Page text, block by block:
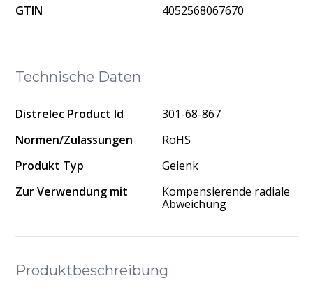
Technische Daten
Distrelec Product Id
301-68-867
Normen/Zulassungen
RoHS
Produkt Typ
Gelenk
Zur Verwendung mit
Kompensierende radiale
Abweichung
Produktbeschreibung
GTIN
4052568067670